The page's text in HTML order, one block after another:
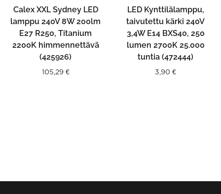
Calex XXL Sydney LED
lamppu 240V 8W 200lm
E27 R250, Titanium
2200K himmennettävä
(425926)
105,29 €
LED Kynttilälamppu,
taivutettu kärki 240V
3,4W E14 BXS40, 250
lumen 2700K 25.000
tuntia (472444)
3,90 €